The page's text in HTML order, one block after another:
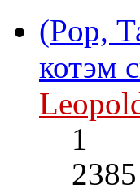
(Pop,
котэм
1
2385